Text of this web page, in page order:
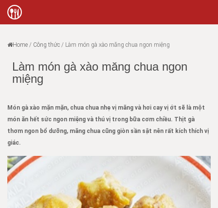
Home / Công thức / Làm món gà xào măng chua ngon miệng
Làm món gà xào măng chua ngon
miệng
Món gà xào mặn mặn, chua chua nhẹ vị măng và hơi cay vị ớt sẽ là một
món ăn hết sức ngon miệng và thú vị trong bữa cơm chiều. Thịt gà
thơm ngon bổ dưỡng, măng chua cũng giòn sần sật nên rất kích thích vị
giác.